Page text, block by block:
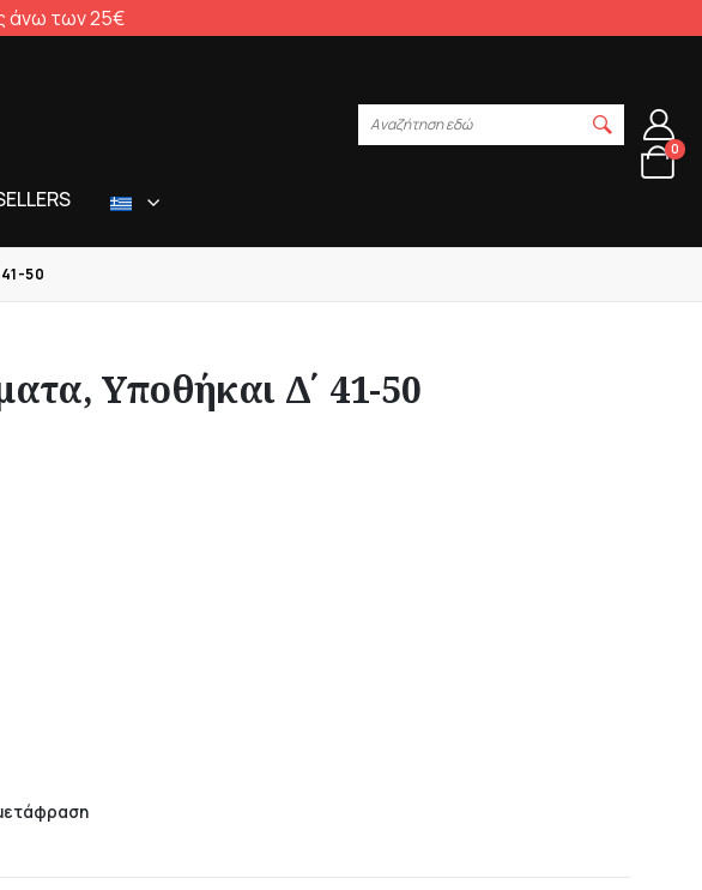
άνω των 25€
Αναζήτηση εδώ
0
50
Υποθήκαι Δ΄ 41-50